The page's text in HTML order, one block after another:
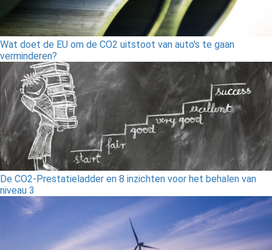
Wat doet de EU om de CO2 uitstoot van auto's te gaan
verminderen?
De CO2-Prestatieladder en 8 inzichten voor het behalen van
niveau 3